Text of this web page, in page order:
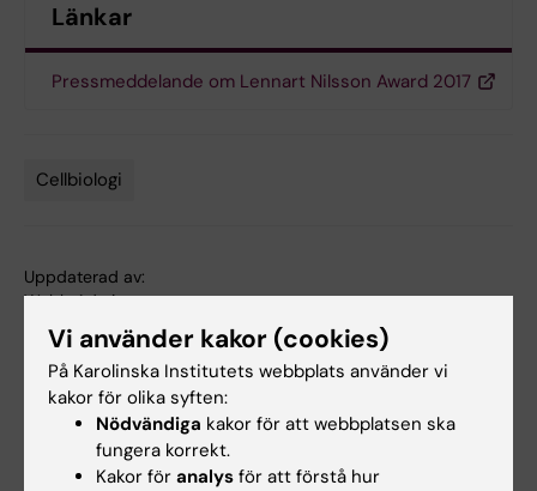
Länkar
Pressmeddelande om Lennart Nilsson Award 2017
Cellbiologi
Uppdaterad av:
Webb Admin 2017-08-30
Dela
Vi använder kakor (cookies)
På Karolinska Institutets webbplats använder vi
kakor för olika syften:
Nödvändiga kakor för att webbplatsen ska
fungera korrekt.
Kakor för analys för att förstå hur